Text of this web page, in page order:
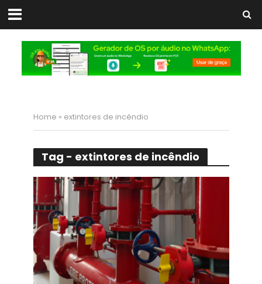
Home » extintores de incêndio
Tag - extintores de incêndio